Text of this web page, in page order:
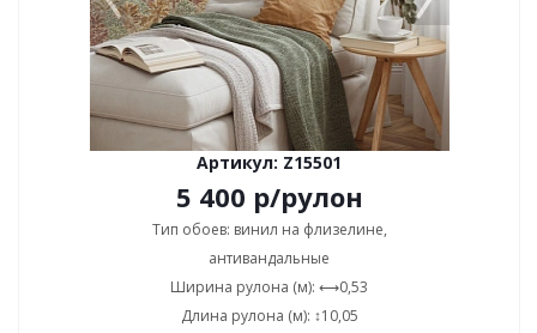
Артикул: Z15501
5 400 р/рулон
Тип обоев: винил на флизелине,
антивандальные
Ширина рулона (м): ⟷0,53
Длина рулона (м): ↕10,05